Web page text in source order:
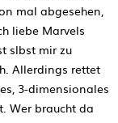
mal abgesehen,
liebe Marvels
slbst mir zu
Allerdings rettet
3-dimensionales
Wer braucht da